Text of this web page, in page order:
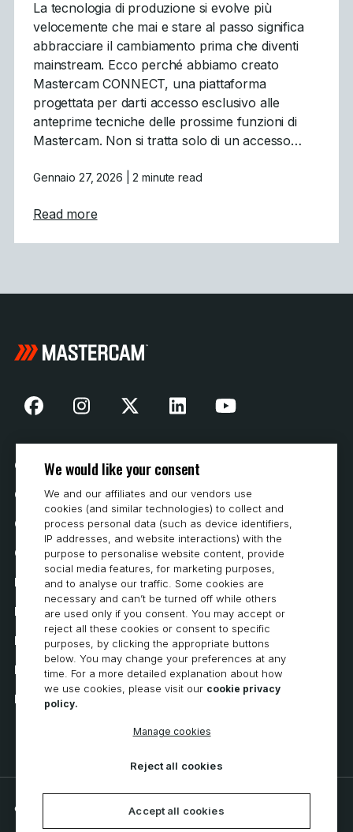
La tecnologia di produzione si evolve più
velocemente che mai e stare al passo significa
abbracciare il cambiamento prima che diventi
mainstream. Ecco perché abbiamo creato
Mastercam CONNECT, una piattaforma
progettata per darti accesso esclusivo alle
anteprime tecniche delle prossime funzioni di
Mastercam. Non si tratta solo di un accesso…
Gennaio 27, 2026 | 2 minute read
Read moreabout Mastercam CONNECT: Accesso
Cookie Preferences
Contattaci
Come acquistare
Carriera
Requisiti di sistema
Privacy
Informativa sulla privacy
Dichiarazione di accessibilità
Informativa sui cookie
© 2026 CNC Software, LLC. All rights reserved.
We would like your consent
We and our affiliates and our vendors use
cookies (and similar technologies) to collect and
process personal data (such as device identifiers,
IP addresses, and website interactions) with the
purpose to personalise website content, provide
social media features, for marketing purposes,
and to analyse our traffic. Some cookies are
necessary and can’t be turned off while others
are used only if you consent. You may accept or
reject all these cookies or consent to specific
purposes, by clicking the appropriate buttons
below. You may change your preferences at any
time. For a more detailed explanation about how
we use cookies, please visit our cookie privacy
policy.
Manage cookies
Reject all cookies
Accept all cookies